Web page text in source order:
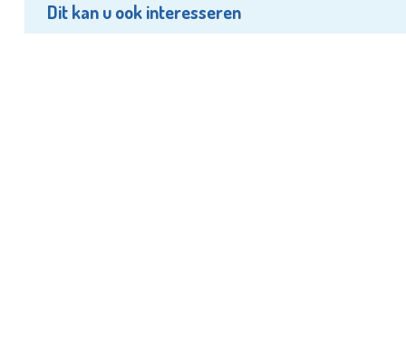
Dit kan u ook interesseren